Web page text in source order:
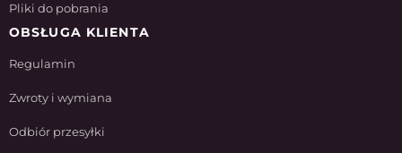
Pliki do pobrania
OBSŁUGA KLIENTA
Regulamin
Zwroty i wymiana
Odbiór przesyłki